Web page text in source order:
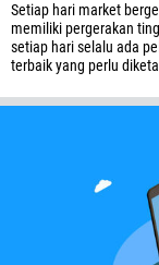
Setiap hari market
memiliki pergerakan
setiap hari selalu ada
terbaik yang perlu